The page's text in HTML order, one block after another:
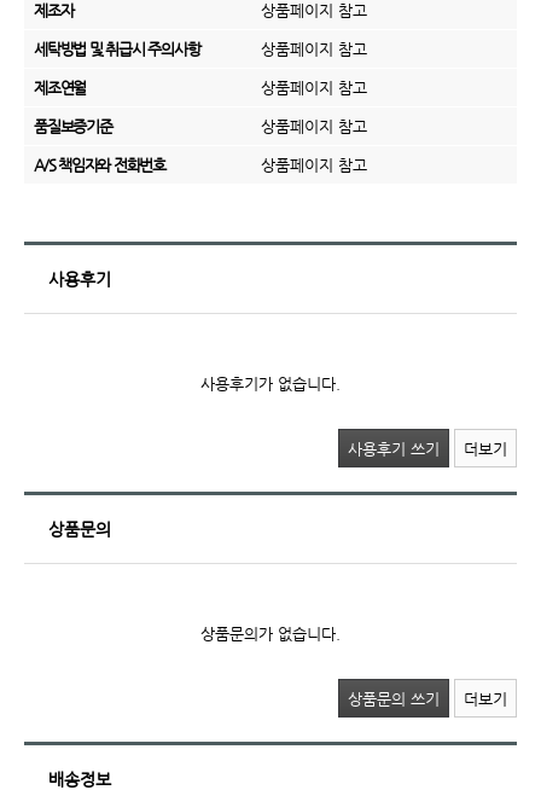
제조자 상품페이지 참고
세탁방법 및 취급시 주의사항 상품페이지 참고
제조연월 상품페이지 참고
품질보증기준 상품페이지 참고
A/S 책임자와 전화번호 상품페이지 참고
사용후기
사용후기가 없습니다.
사용후기 쓰기 더보기
상품문의
상품문의가 없습니다.
상품문의 쓰기 더보기
배송정보